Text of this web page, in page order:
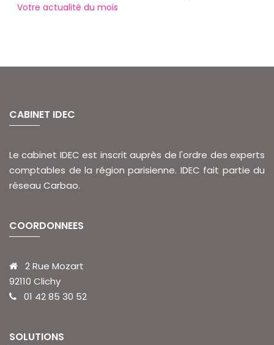
Votre actualité du mois
CABINET IDEC
Le cabinet IDEC est inscrit auprès de l'ordre des experts
comptables de la région parisienne. IDEC fait partie du
réseau Carbao.
COORDONNEES
2 Rue Mozart
92110 Clichy
01 42 85 30 52
SOLUTIONS